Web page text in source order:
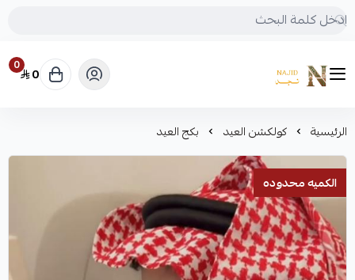
متجر نجد
0 0
الرئيسية كولكشن العيد بكج العيد
الكميه محدوده